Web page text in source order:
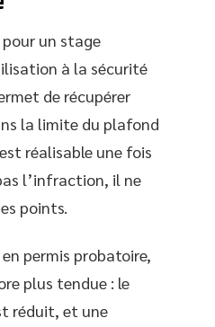
un stage
à la sécurité
de récupérer
la limite du plafond
réalisable une fois
l’infraction, il ne
points.
permis probatoire,
plus tendue : le
réduit, et une